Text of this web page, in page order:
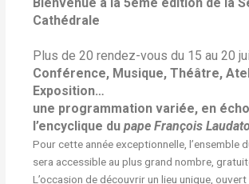
Bienvenue à la 5ème édition de la
Cathédrale
Plus de 20 rendez-vous du 15 au 20
Conférence, Musique, Théâtre,
Exposition…
une programmation variée, en
l’encyclique dupape François
Pour cette année exceptionnelle, l’ensemble
sera accessible au plus grand nombre,
L’occasion de découvrir un lieu unique, ouvert